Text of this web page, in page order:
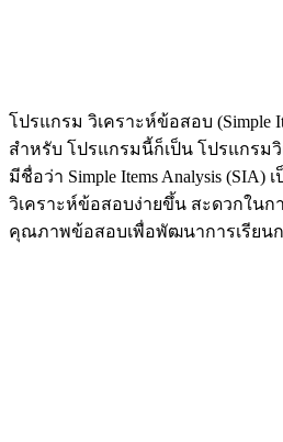
โปรแกรม วิเคราะห์ข้อสอบ (Simple
สำหรับ โปรแกรมนี้ก็เป็น โปรแกรม
มีชื่อว่า Simple Items Analysis
วิเคราะห์ข้อสอบง่ายขึ้น สะดวกใน
คุณภาพข้อสอบเพื่อพัฒนาการเรียน